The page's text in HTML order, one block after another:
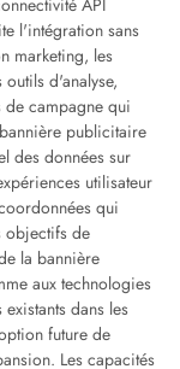
API
l'intégration sans
marketing, les
d'analyse,
campagne qui
publicitaire
des données sur
utilisateur
qui
objectifs de
la bannière
aux technologies
dans les
future de
Les capacités